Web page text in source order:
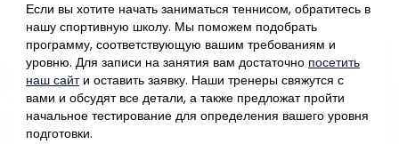
Если вы хотите начать заниматься теннисом, обратитесь в
нашу спортивную школу. Мы поможем подобрать
программу, соответствующую вашим требованиям и
уровню. Для записи на занятия вам достаточно посетить
наш сайти оставить заявку. Наши тренеры свяжутся с
вами и обсудят все детали, а также предложат пройти
начальное тестирование для определения вашего уровня
подготовки.